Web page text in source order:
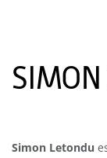
Simon Letondu